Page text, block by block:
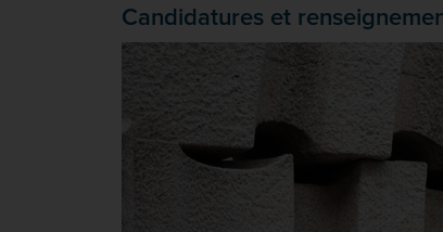
Candidatures et